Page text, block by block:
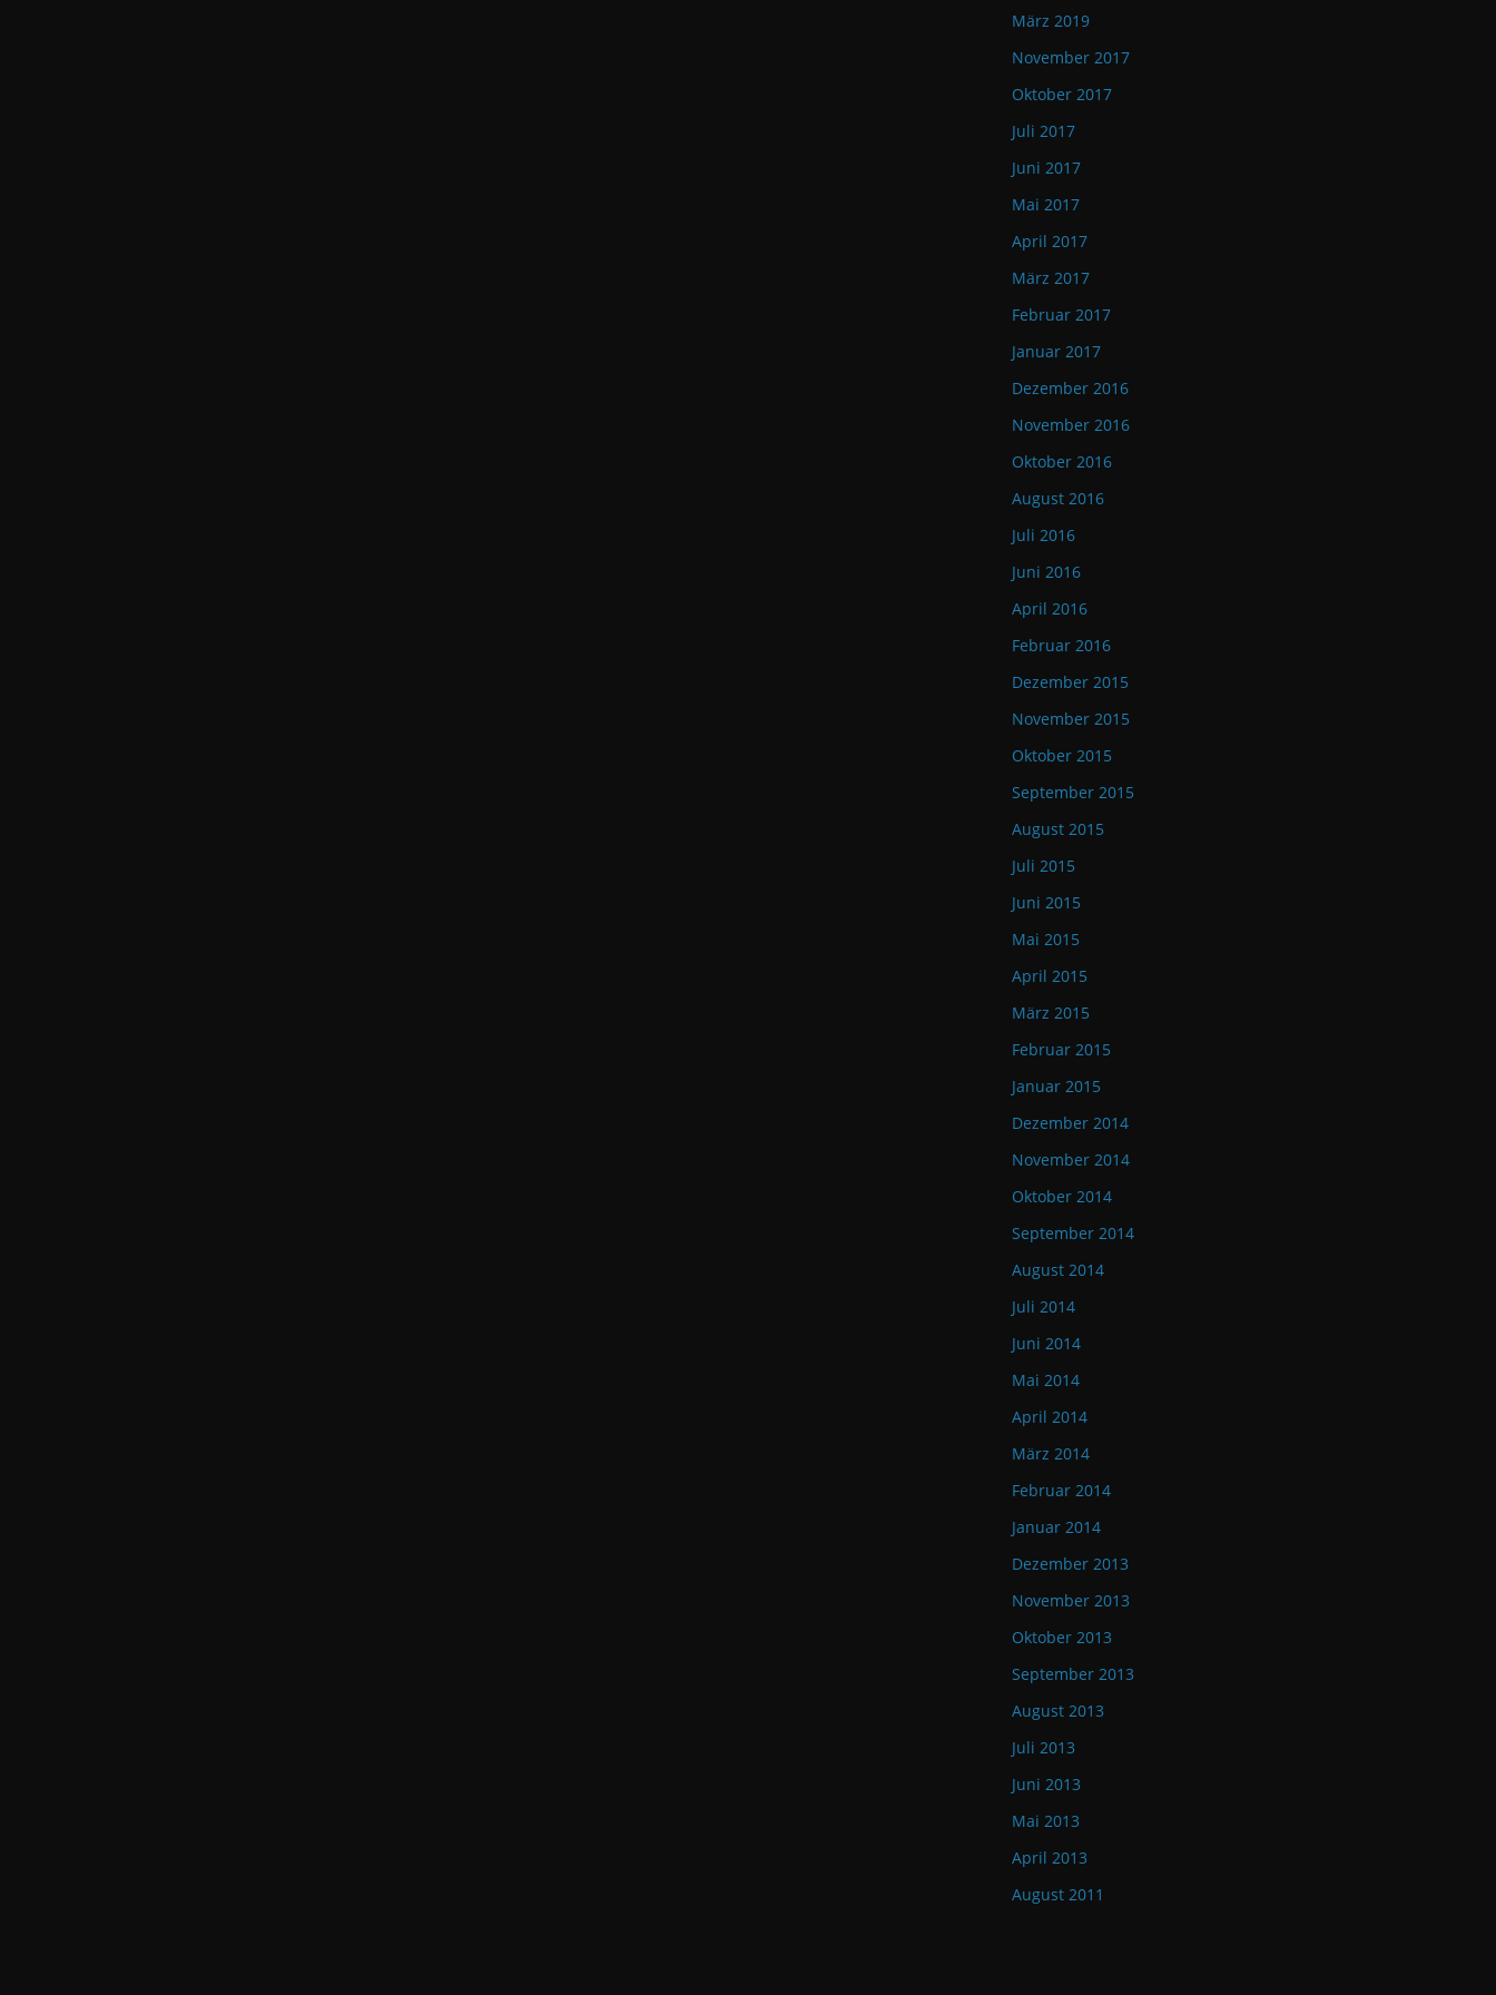
März 2019
November 2017
Oktober 2017
Juli 2017
Juni 2017
Mai 2017
April 2017
März 2017
Februar 2017
Januar 2017
Dezember 2016
November 2016
Oktober 2016
August 2016
Juli 2016
Juni 2016
April 2016
Februar 2016
Dezember 2015
November 2015
Oktober 2015
September 2015
August 2015
Juli 2015
Juni 2015
Mai 2015
April 2015
März 2015
Februar 2015
Januar 2015
Dezember 2014
November 2014
Oktober 2014
September 2014
August 2014
Juli 2014
Juni 2014
Mai 2014
April 2014
März 2014
Februar 2014
Januar 2014
Dezember 2013
November 2013
Oktober 2013
September 2013
August 2013
Juli 2013
Juni 2013
Mai 2013
April 2013
August 2011